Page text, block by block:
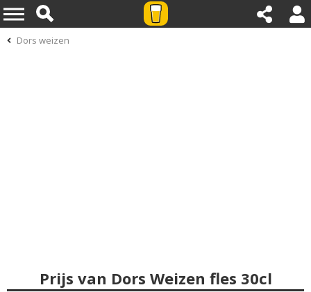
Dors weizen
Prijs van Dors Weizen fles 30cl